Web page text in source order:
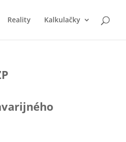
Reality Kalkulačky